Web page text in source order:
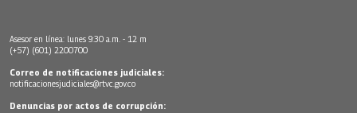
Asesor en línea: lunes 9:30 a.m. - 12 m
(+57) (601) 2200700
Correo de notificaciones judiciales:
notificacionesjudiciales@rtvc.gov.co
Denuncias por actos de corrupción: